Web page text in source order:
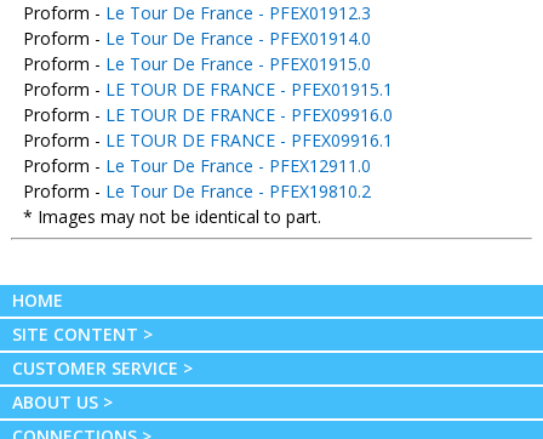
Proform - Le Tour De France - PFEX01912.3
Proform - Le Tour De France - PFEX01914.0
Proform - Le Tour De France - PFEX01915.0
Proform - LE TOUR DE FRANCE - PFEX01915.1
Proform - LE TOUR DE FRANCE - PFEX09916.0
Proform - LE TOUR DE FRANCE - PFEX09916.1
Proform - Le Tour De France - PFEX12911.0
Proform - Le Tour De France - PFEX19810.2
* Images may not be identical to part.
HOME
SITE CONTENT >
CUSTOMER SERVICE >
ABOUT US >